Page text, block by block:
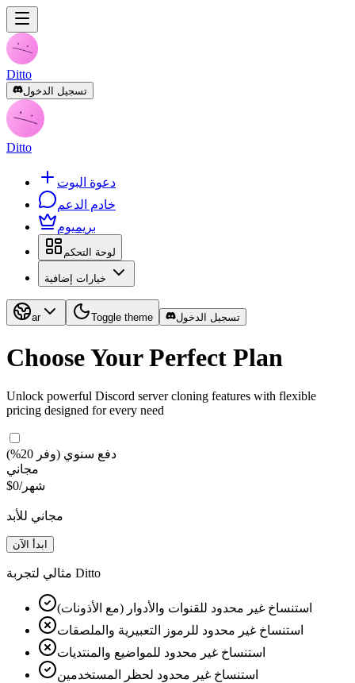
Ditto
تسجيل الدخول
Ditto
دعوة البوت
خادم الدعم
بريميوم
لوحة التحكم
خيارات إضافية
ar Toggle theme تسجيل الدخول
Choose Your Perfect Plan
Unlock powerful Discord server cloning features with flexible
pricing designed for every need
دفع سنوي (وفر 20%)
مجاني
$0 /شهر
مجاني للأبد
ابدأ الآن
مثالي لتجربة Ditto
استنساخ غير محدود للقنوات والأدوار (مع الأذونات)
استنساخ غير محدود للرموز التعبيرية والملصقات
استنساخ غير محدود للمواضيع والمنتديات
استنساخ غير محدود لحظر المستخدمين